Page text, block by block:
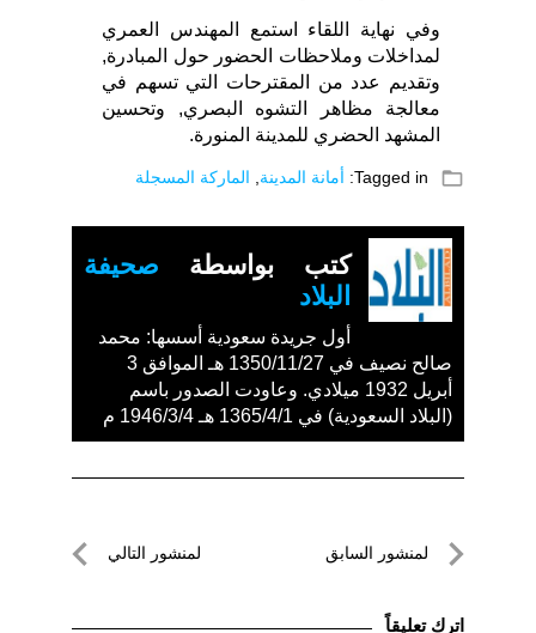
وفي نهاية اللقاء استمع المهندس العمري
لمداخلات وملاحظات الحضور حول المبادرة,
وتقديم عدد من المقترحات التي تسهم في
معالجة مظاهر التشوه البصري, وتحسين
المشهد الحضري للمدينة المنورة.
folder_open
Tagged in: أمانة المدينة الماركة المسجلة
كتب بواسطة صحيفة
البلاد
أول جريدة سعودية أسسها: محمد
صالح نصيف في 1350/11/27 هـ الموافق 3
أبريل 1932 ميلادي. وعاودت الصدور باسم
(البلاد السعودية) في 1365/4/1 هـ 1946/3/4 م
تصفّحلمنشور السابق
السابق
لمنشور التالي
اترك تعليقاً